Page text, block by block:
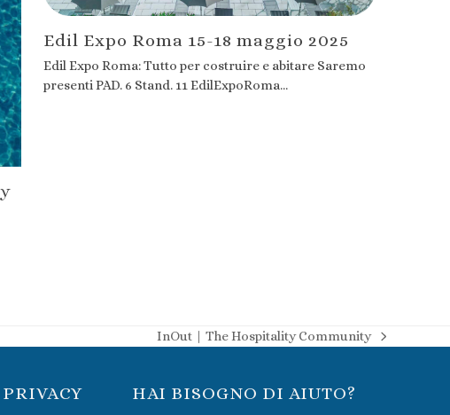
Edil Expo Roma 15-18 maggio 2025
Edil Expo Roma: Tutto per costruire e abitare Saremo
presenti PAD. 6 Stand. 11 EdilExpoRoma…
articolo
InOut | The Hospitality Community
HAI BISOGNO DI AIUTO?